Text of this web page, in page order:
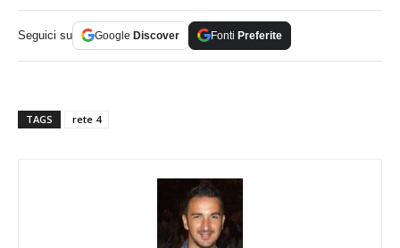
Seguici su Google Discover Fonti Preferite
TAGS rete 4